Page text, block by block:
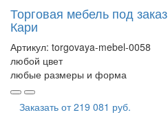
Торговая мебель под заказ
Кари
Артикул: torgovaya-mebel-0058
любой цвет
любые размеры и форма
Заказать от219 081 руб.